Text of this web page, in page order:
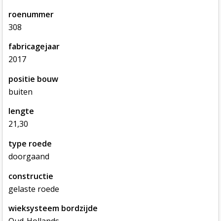
roenummer
308
fabricagejaar
2017
positie bouw
buiten
lengte
21,30
type roede
doorgaand
constructie
gelaste roede
wieksysteem bordzijde